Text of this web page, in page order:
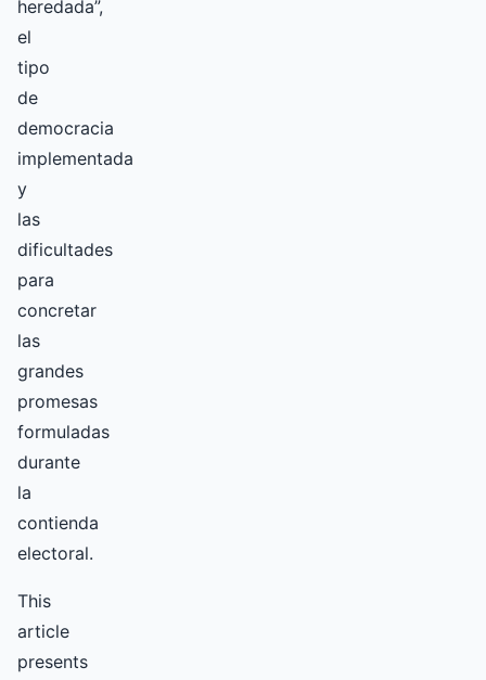
heredada”,
el
tipo
de
democracia
implementada
y
las
dificultades
para
concretar
las
grandes
promesas
formuladas
durante
la
contienda
electoral.
This
article
presents